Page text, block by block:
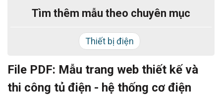
Tìm thêm mẫu theo chuyên mục
Thiết bị điện
File PDF: Mẫu trang web thiết kế và
thi công tủ điện - hệ thống cơ điện